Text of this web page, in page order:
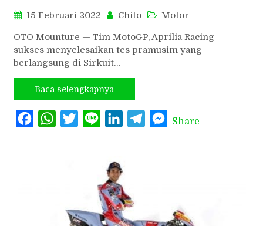
15 Februari 2022 Chito Motor
OTO Mounture — Tim MotoGP, Aprilia Racing
sukses menyelesaikan tes pramusim yang
berlangsung di Sirkuit…
Baca selengkapnya
FacebookWhatsAppTwitterLine LinkedInTelegramMessenger
Share